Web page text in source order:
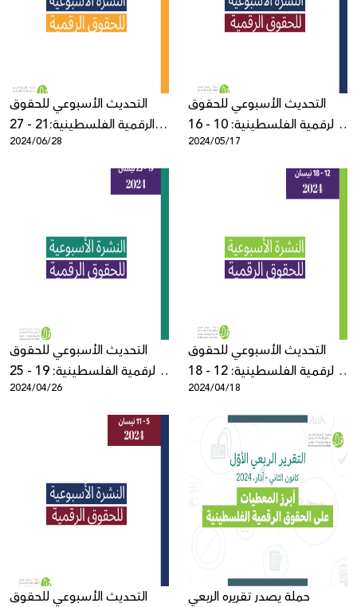
التحديث الأسبوعي للحقوق
الرقمية الفلسطينية:21 - 27
حزيران
2024/06/28
التحديث الأسبوعي للحقوق
الرقمية الفلسطينية: 10 - 16
أيار
2024/05/17
التحديث الأسبوعي للحقوق
الرقمية الفلسطينية: 19 - 25
نيسان
2024/04/26
التحديث الأسبوعي للحقوق
الرقمية الفلسطينية: 12 - 18
نيسان
2024/04/18
التحديث الأسبوعي للحقوق
حملة يصدر تقريره الربعي